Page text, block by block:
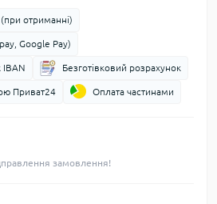
отриманні)
Google Pay)
IBAN Безготівковий розрахунок
Приват24 Оплата частинами
замовлення!